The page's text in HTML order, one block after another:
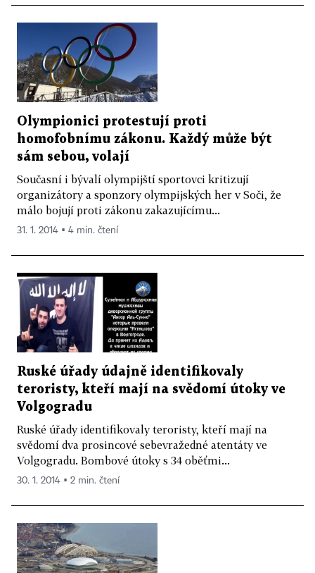
Olympionici protestují proti
homofobnímu zákonu. Každý může být
sám sebou, volají
Současní i bývalí olympijští sportovci kritizují
organizátory a sponzory olympijských her v Soči, že
málo bojují proti zákonu zakazujícímu...
31. 1. 2014 ▪ 4 min. čtení
Ruské úřady údajně identifikovaly
teroristy, kteří mají na svědomí útoky ve
Volgogradu
Ruské úřady identifikovaly teroristy, kteří mají na
svědomí dva prosincové sebevražedné atentáty ve
Volgogradu. Bombové útoky s 34 oběťmi...
30. 1. 2014 ▪ 2 min. čtení